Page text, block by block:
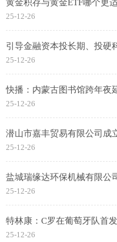
黄金积存与黄金ETF哪个更
25-12-26
引导金融资本投长期、投硬
25-12-26
快播：内蒙古图书馆跨年夜
25-12-26
潜山市嘉丰贸易有限公司成
25-12-26
盐城瑞缘达环保机械有限公
25-12-26
特林康：C罗在葡萄牙队首
25-12-26